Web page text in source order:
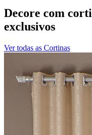
Decore com
exclusivos
Ver todas as Cortinas